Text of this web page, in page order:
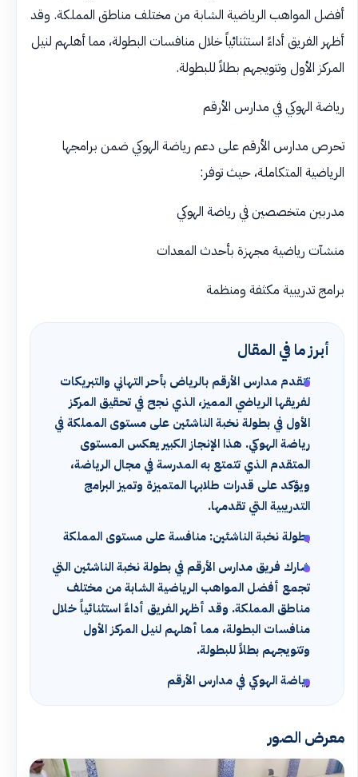
أفضل المواهب الرياضية الشابة من مختلف مناطق المملكة. وقد
أظهر الفريق أداءً استثنائياً خلال منافسات البطولة، مما أهلهم لنيل
المركز الأول وتتويجهم بطلاً للبطولة.
رياضة الهوكي في مدارس الأرقم
تحرص مدارس الأرقم على دعم رياضة الهوكي ضمن برامجها
الرياضية المتكاملة، حيث توفر:
مدربين متخصصين في رياضة الهوكي
منشآت رياضية مجهزة بأحدث المعدات
برامج تدريبية مكثفة ومنظمة
أبرز ما في المقال
تتقدم مدارس الأرقم بالرياض بأحر التهاني والتبريكات
لفريقها الرياضي المميز، الذي نجح في تحقيق المركز
الأول في بطولة نخبة الناشئين على مستوى المملكة في
رياضة الهوكي. هذا الإنجاز الكبير يعكس المستوى
المتقدم الذي تتمتع به المدرسة في مجال الرياضة،
ويؤكد على قدرات طلابها المتميزة وتميز البرامج
التدريبية التي تقدمها.
بطولة نخبة الناشئين: منافسة على مستوى المملكة
شارك فريق مدارس الأرقم في بطولة نخبة الناشئين التي
تجمع أفضل المواهب الرياضية الشابة من مختلف
مناطق المملكة. وقد أظهر الفريق أداءً استثنائياً خلال
منافسات البطولة، مما أهلهم لنيل المركز الأول
وتتويجهم بطلاً للبطولة.
رياضة الهوكي في مدارس الأرقم
معرض الصور